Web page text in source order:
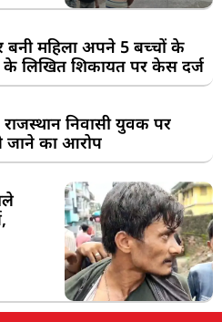
बनी महिला अपने 5 बच्चों के
के लिखित शिकायत पर केस दर्ज
निवासी युवक पर
का आरोप